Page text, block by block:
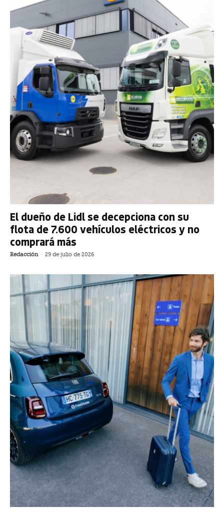
El dueño de Lidl se decepciona con su
flota de 7.600 vehículos eléctricos y no
comprará más
Redacción - 29 de julio de 2026